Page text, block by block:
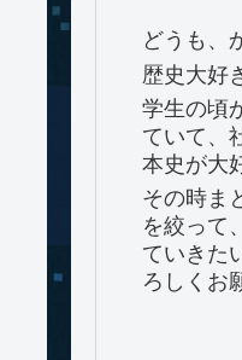
どうも、
歴史大好
学生の頃
ていて、
本史が大
その時ま
を絞って
ていきた
ろしくお